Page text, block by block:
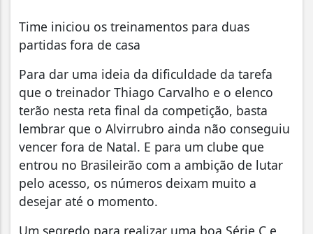
Time iniciou os treinamentos para duas
partidas fora de casa
Para dar uma ideia da dificuldade da tarefa
que o treinador Thiago Carvalho e o elenco
terão nesta reta final da competição, basta
lembrar que o Alvirrubro ainda não conseguiu
vencer fora de Natal. E para um clube que
entrou no Brasileirão com a ambição de lutar
pelo acesso, os números deixam muito a
desejar até o momento.